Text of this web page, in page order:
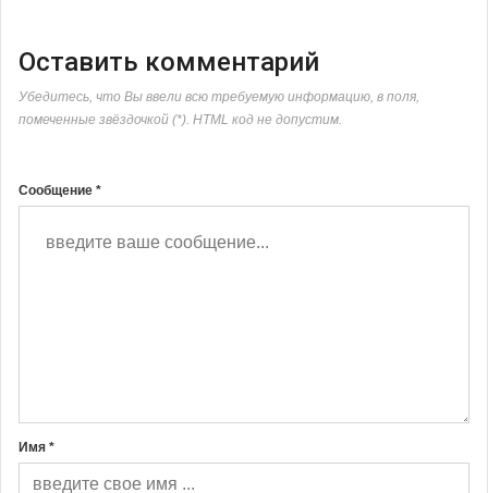
Оставить комментарий
Убедитесь, что Вы ввели всю требуемую информацию, в поля,
помеченные звёздочкой (*). HTML код не допустим.
Сообщение *
Имя *